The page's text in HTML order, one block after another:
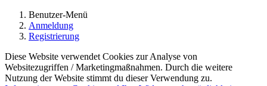
Benutzer-Menü
Anmeldung
Registrierung
Diese Website verwendet Cookies zur Analyse von
Websitezugriffen / Marketingmaßnahmen. Durch die weitere
Nutzung der Website stimmt du dieser Verwendung zu.